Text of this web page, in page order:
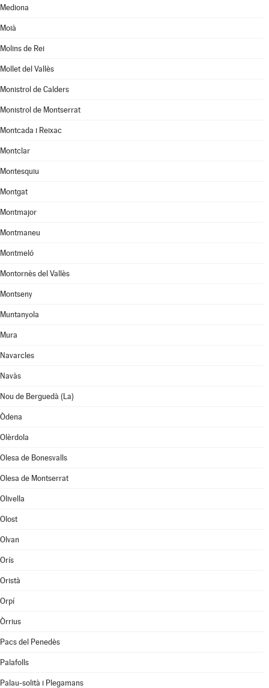
Mediona
Moià
Molins de Rei
Mollet del Vallès
Monistrol de Calders
Monistrol de Montserrat
Montcada i Reixac
Montclar
Montesquiu
Montgat
Montmajor
Montmaneu
Montmeló
Montornès del Vallès
Montseny
Muntanyola
Mura
Navarcles
Navàs
Nou de Berguedà (La)
Òdena
Olèrdola
Olesa de Bonesvalls
Olesa de Montserrat
Olivella
Olost
Olvan
Orís
Oristà
Orpí
Òrrius
Pacs del Penedès
Palafolls
Palau-solità i Plegamans